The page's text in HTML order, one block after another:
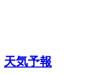
天気予報